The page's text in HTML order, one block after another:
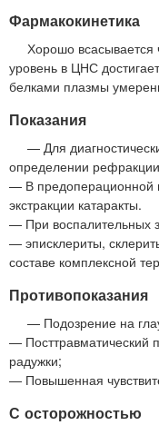
Фармакокинетика
Хорошо всасывается
уровень в ЦНС
белками плазмы
Показания
— Для
определении
— В предоперационной
экстракции катаракты.
— При воспалительных
— эписклериты,
составе комплексной
Противопоказания
— Подозрение на
— Посттравматический
радужки;
— Повышенная
С осторожностью